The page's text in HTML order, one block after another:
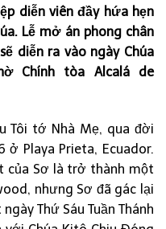
diễn viên đầy hứa hẹn
Lễ mở án phong chân
diễn ra vào ngày Chúa
Chính tòa Alcalá de
Tôi tớ Nhà Mẹ, qua đời
Playa Prieta, Ecuador.
của Sơ là trở thành một
nhưng Sơ đã gác lại
Thứ Sáu Tuần Thánh